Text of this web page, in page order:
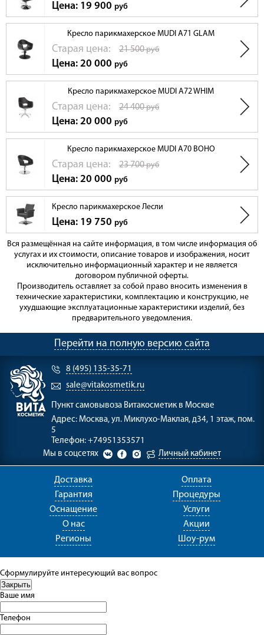
Цена: 19 900 руб
Кресло парикмахерское MUDI A71 GLAM
Cтарая цена: 21 500руб
Цена: 20 000 руб
Кресло парикмахерское MUDI A72 WHIM
Cтарая цена: 24 400руб
Цена: 20 000 руб
Кресло парикмахерское MUDI А70 BOHO
Cтарая цена: 23 700руб
Цена: 20 000 руб
Кресло парикмахерское Лесли
Цена: 19 750 руб
Вся размещённая на сайте информация, в том числе информация об
услугах и их стоимости, описание товаров и изображения, носит
исключительно информационный характер и не является
договором публичной оферты.
Производитель оставляет за собой право вносить изменения в
технические характеристики, комплектацию и конструкцию, не
ухудшающие эксплуатационные характеристики изделий, без
предварительного уведомления.
Перейти на полную версию сайта
8 (495) 135-35-71
sale@vitakosmetik.ru
Пункт самовывоза Витакосметик в Москве
Адрес: Москва, ул. Миклухо-Маклая, д34, 1 этаж, пом.
5
Телефон: +74951353571
Мы в соцсетях
Личный кабинет
Доставка
Оплата
Гарантия
Процедуры
Оснащение
Услуги
О нас
Акции
Регионы
Шоу-рум
Сформулируйте интересующий вас вопрос
Ваше имя
Телефон